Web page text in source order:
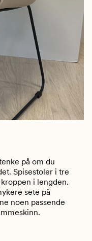
på om du
Spisestoler i tre
i lengden.
sete på
noen passende